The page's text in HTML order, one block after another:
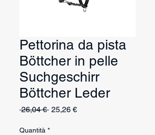
Pettorina da pista
Böttcher in pelle
Suchgeschirr
Böttcher Leder
26,04 € Prezzo
25,26 €Prezzo
Quantità *